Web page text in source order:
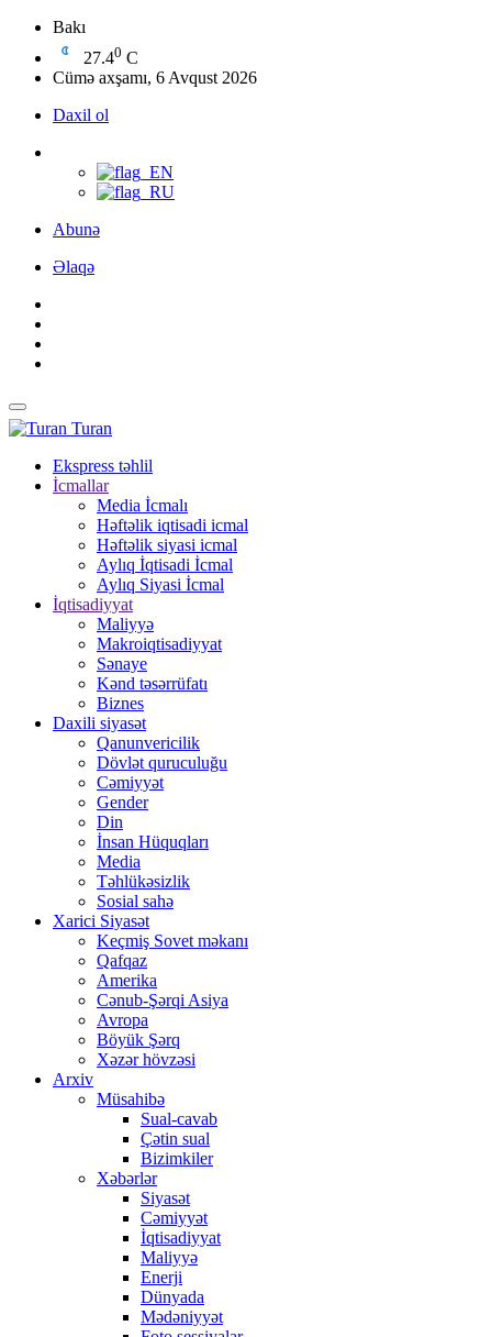
Bakı
27.40 C
Cümə axşamı, 6 Avqust 2026
Daxil ol
Abunə
Əlaqə
Turan
Ekspress təhlil
İcmallar
Media İcmalı
Həftəlik iqtisadi icmal
Həftəlik siyasi icmal
Aylıq İqtisadi İcmal
Aylıq Siyasi İcmal
İqtisadiyyat
Maliyyə
Makroiqtisadiyyat
Sənaye
Kənd təsərrüfatı
Biznes
Daxili siyasət
Qanunvericilik
Dövlət quruculuğu
Cəmiyyət
Gender
Din
İnsan Hüquqları
Media
Təhlükəsizlik
Sosial sahə
Xarici Siyasət
Keçmiş Sovet məkanı
Qafqaz
Amerika
Cənub-Şərqi Asiya
Avropa
Böyük Şərq
Xəzər hövzəsi
Arxiv
Müsahibə
Sual-cavab
Çətin sual
Bizimkiler
Xəbərlər
Siyasət
Cəmiyyət
İqtisadiyyat
Maliyyə
Enerji
Dünyada
Mədəniyyət